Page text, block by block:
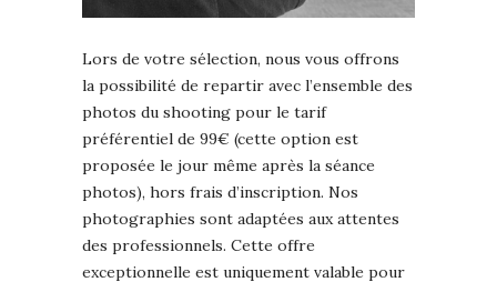
Lors de votre sélection, nous vous offrons
la possibilité de repartir avec l’ensemble des
photos du shooting pour le tarif
préférentiel de 99€ (cette option est
proposée le jour même après la séance
photos), hors frais d’inscription. Nos
photographies sont adaptées aux attentes
des professionnels. Cette offre
exceptionnelle est uniquement valable pour